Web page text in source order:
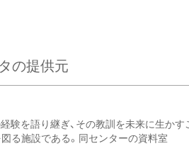
の提供元
験を語り継ぎ、その教訓を未来に生か
る施設である。同センターの資料室